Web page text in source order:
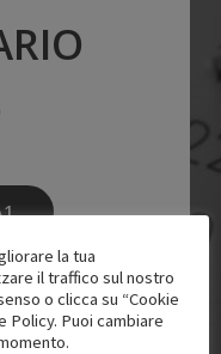
la tua
il traffico sul nostro
o clicca su “Cookie
Policy. Puoi cambiare